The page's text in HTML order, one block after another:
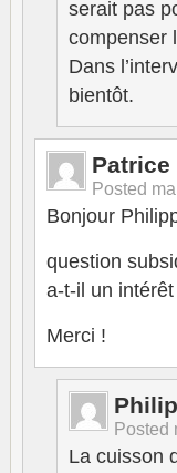
serait pas
compenser
Dans
bientôt.
Patrice
Posted
Bonjour
question
a-t-il un
Merci !
Posted
La cuisson